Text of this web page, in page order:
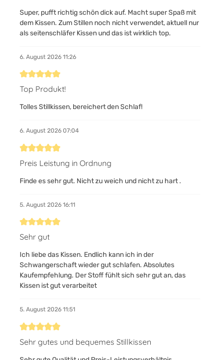
Super, pufft richtig schön dick auf. Macht super Spaß mit
dem Kissen. Zum Stillen noch nicht verwendet, aktuell nur
als seitenschläfer Kissen und das ist wirklich top.
6. August 2026 11:26
Bewertung mit 5 von 5 Sternen
Top Produkt!
Tolles Stillkissen, bereichert den Schlaf!
6. August 2026 07:04
Bewertung mit 5 von 5 Sternen
Preis Leistung in Ordnung
Finde es sehr gut. Nicht zu weich und nicht zu hart .
5. August 2026 16:11
Bewertung mit 5 von 5 Sternen
Sehr gut
Ich liebe das Kissen. Endlich kann ich in der
Schwangerschaft wieder gut schlafen. Absolutes
Kaufempfehlung. Der Stoff fühlt sich sehr gut an, das
Kissen ist gut verarbeitet
5. August 2026 11:51
Bewertung mit 5 von 5 Sternen
Sehr gutes und bequemes Stillkissen